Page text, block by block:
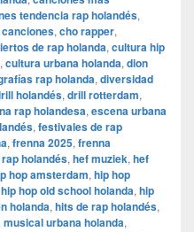
tendencia rap holandés,
, cho rapper,
de rap holanda, cultura hip
, cultura urbana holanda, dion
rap holanda, diversidad
holandés, drill rotterdam,
rap holandesa, escena urbana
, festivales de rap
, frenna 2025, frenna
holandés, hef muziek, hef
hop amsterdam, hip hop
hip hop old school holanda, hip
holanda, hits de rap holandés,
urbana holanda,